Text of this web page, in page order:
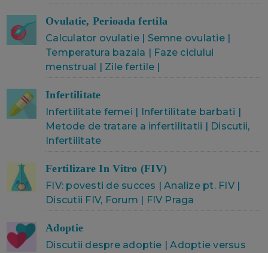
Ovulatie, Perioada fertila
Calculator ovulatie | Semne ovulatie|
Temperatura bazala | Faze ciclului
menstrual | Zile fertile |
Infertilitate
Infertilitate femei | Infertilitate barbati |
Metode de tratare a infertilitatii | Discutii,
Infertilitate
Fertilizare In Vitro (FIV)
FIV: povesti de succes |Analize pt. FIV|
Discutii FIV, Forum | FIV Praga
Adoptie
Discutii despre adoptie |Adoptie versus